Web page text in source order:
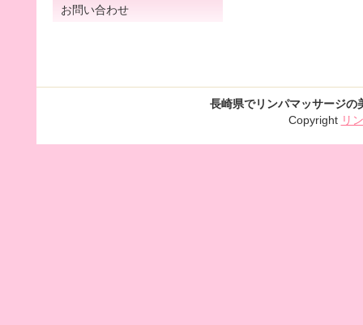
お問い合わせ
長崎県でリンパマッサージの
Copyright リ